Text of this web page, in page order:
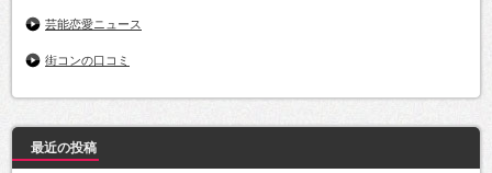
芸能恋愛ニュース
街コンの口コミ
最近の投稿